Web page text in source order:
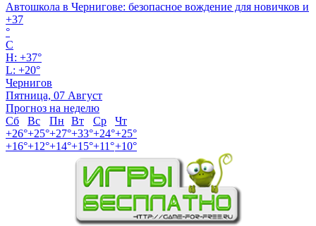
Автошкола в Чернигове: безопасное вождение для новичков и
+37
°
C
H: +37°
L: +20°
Чернигов
Пятница, 07 Август
Прогноз на неделю
Сб
Вс Пн Вт Ср
Чт
+26°+25°+27°+33°+24°+25°
+16°+12°+14°+15°+11°+10°